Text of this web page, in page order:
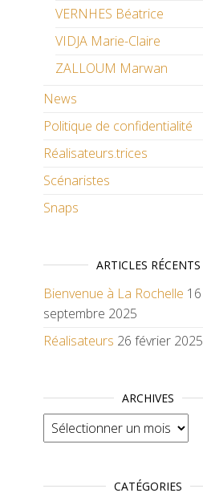
VERNHES Béatrice
VIDJA Marie-Claire
ZALLOUM Marwan
News
Politique de confidentialité
Réalisateurs.trices
Scénaristes
Snaps
ARTICLES RÉCENTS
Bienvenue à La Rochelle 16
septembre 2025
Réalisateurs 26 février 2025
ARCHIVES
Archives
CATÉGORIES